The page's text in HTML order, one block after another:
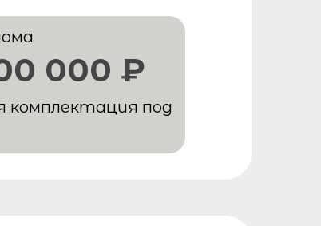
000 ₽
комплектация под